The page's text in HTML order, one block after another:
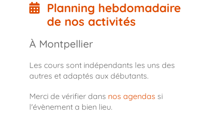
Planning hebdomadaire
de nos activités
À Montpellier
Les cours sont indépendants les uns des
autres et adaptés aux débutants.
Merci de vérifier dans nos agendas si
l'évènement a bien lieu.